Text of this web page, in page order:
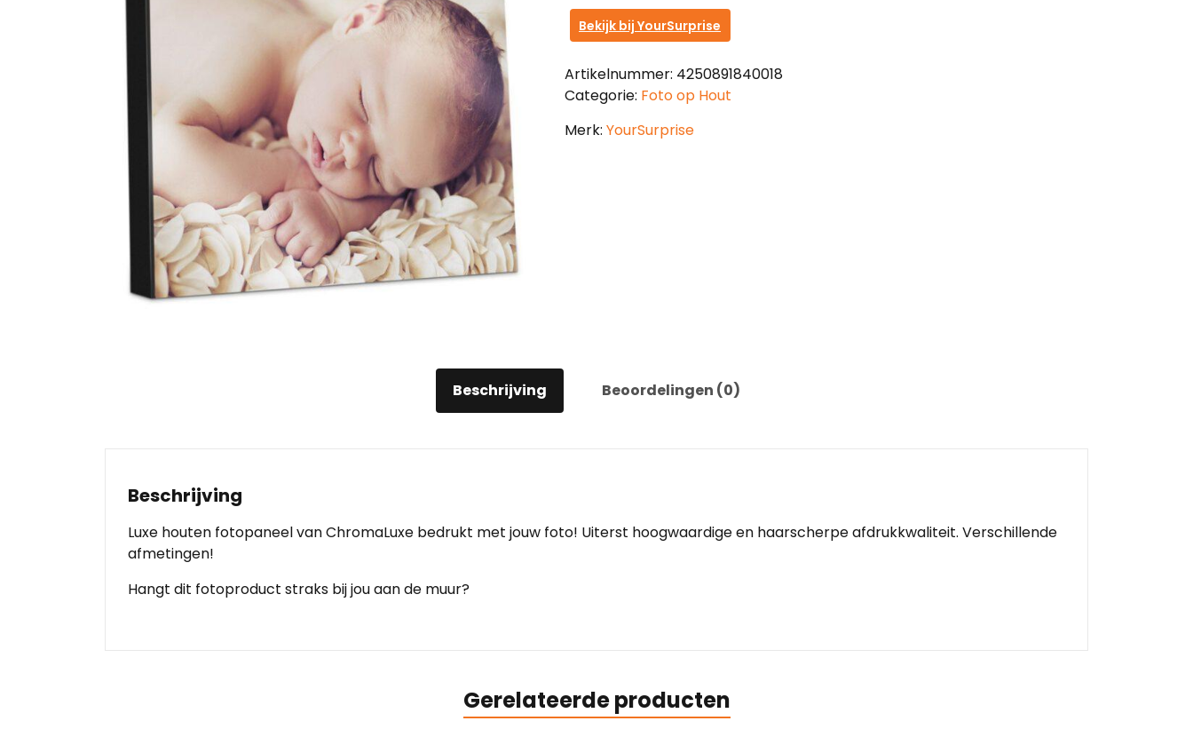
Bekijk bij YourSurprise
Artikelnummer: 4250891840018
Categorie: Foto op Hout
Merk: YourSurprise
Beschrijving Beoordelingen (0)
Beschrijving
Luxe houten fotopaneel van ChromaLuxe bedrukt met jouw foto! Uiterst hoogwaardige en haarscherpe afdrukkwaliteit. Verschillende
afmetingen!
Hangt dit fotoproduct straks bij jou aan de muur?
Gerelateerde producten